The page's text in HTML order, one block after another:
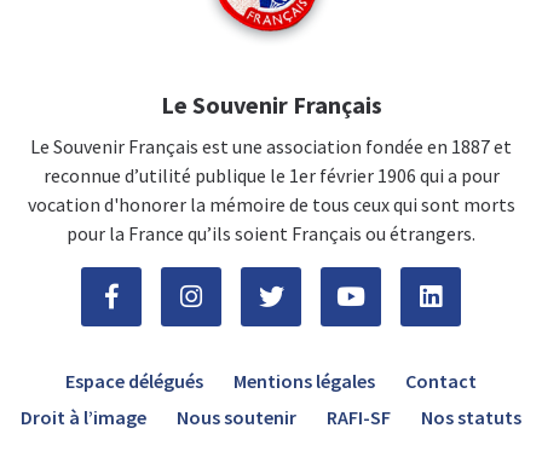
Le Souvenir Français
Le Souvenir Français est une association fondée en 1887 et
reconnue d’utilité publique le 1er février 1906 qui a pour
vocation d'honorer la mémoire de tous ceux qui sont morts
pour la France qu’ils soient Français ou étrangers.
Espace délégués Mentions légales
Contact
Droit à l’image
Nous soutenir RAFI-SF Nos statuts